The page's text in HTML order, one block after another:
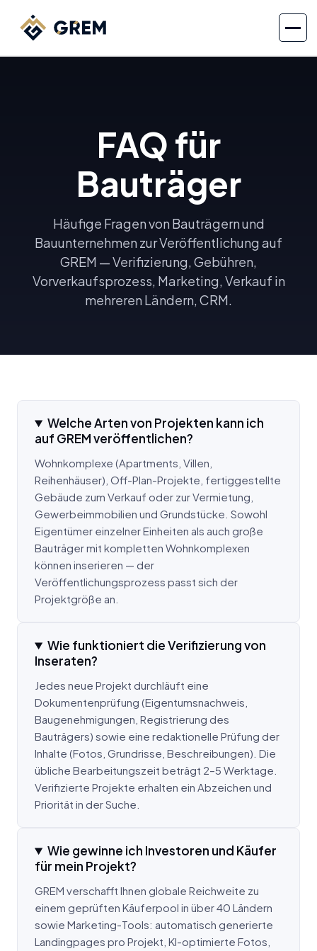
FAQ für
Bauträger
Häufige Fragen von Bauträgern und
Bauunternehmen zur Veröffentlichung auf
GREM — Verifizierung, Gebühren,
Vorverkaufsprozess, Marketing, Verkauf in
mehreren Ländern, CRM.
Welche Arten von Projekten kann ich
auf GREM veröffentlichen?
Wohnkomplexe (Apartments, Villen,
Reihenhäuser), Off-Plan-Projekte, fertiggestellte
Gebäude zum Verkauf oder zur Vermietung,
Gewerbeimmobilien und Grundstücke. Sowohl
Eigentümer einzelner Einheiten als auch große
Bauträger mit kompletten Wohnkomplexen
können inserieren — der
Veröffentlichungsprozess passt sich der
Projektgröße an.
Wie funktioniert die Verifizierung von
Inseraten?
Jedes neue Projekt durchläuft eine
Dokumentenprüfung (Eigentumsnachweis,
Baugenehmigungen, Registrierung des
Bauträgers) sowie eine redaktionelle Prüfung der
Inhalte (Fotos, Grundrisse, Beschreibungen). Die
übliche Bearbeitungszeit beträgt 2–5 Werktage.
Verifizierte Projekte erhalten ein Abzeichen und
Priorität in der Suche.
Wie gewinne ich Investoren und Käufer
für mein Projekt?
GREM verschafft Ihnen globale Reichweite zu
einem geprüften Käuferpool in über 40 Ländern
sowie Marketing-Tools: automatisch generierte
Landingpages pro Projekt, KI-optimierte Fotos,